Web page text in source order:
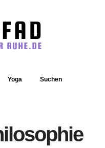
Yoga Suchen